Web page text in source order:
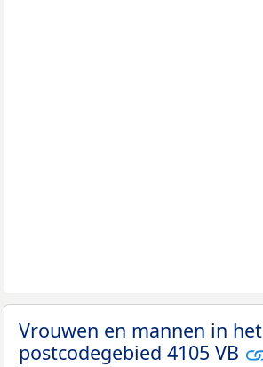
Vrouwen en mannen in het
postcodegebied 4105 VB